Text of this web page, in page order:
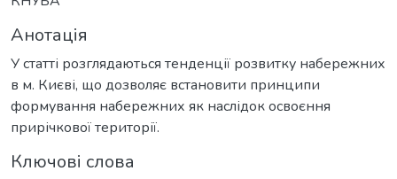
Анотація
У статті розглядаються тенденції розвитку набережних
в м. Києві, що дозволяє встановити принципи
формування набережних як наслідок освоєння
прирічкової території.
Ключові слова